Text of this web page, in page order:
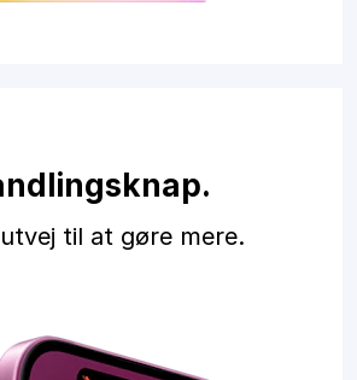
til at gøre mere.